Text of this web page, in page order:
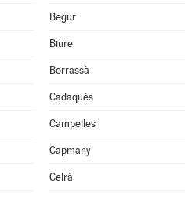
Begur
Biure
Borrassà
Cadaqués
Campelles
Capmany
Celrà